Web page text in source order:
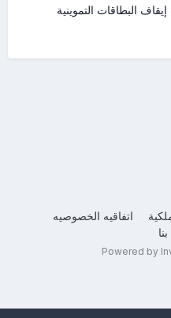
البطاقات التموينية
اتفاقيه الخصوصيه
Powered by